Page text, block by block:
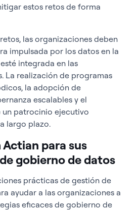
estos retos de forma
las organizaciones deben
impulsada por los datos en la
integrada en las
La realización de programas
la adopción de
escalables y el
patrocinio ejecutivo
largo plazo.
para sus
gobierno de datos
prácticas de gestión de
ayudar a las organizaciones a
eficaces de gobierno de